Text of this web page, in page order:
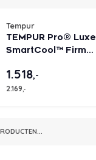
Tempur
TEMPUR Pro® Luxe
SmartCool™ Firm
1.518,-
2.169,-